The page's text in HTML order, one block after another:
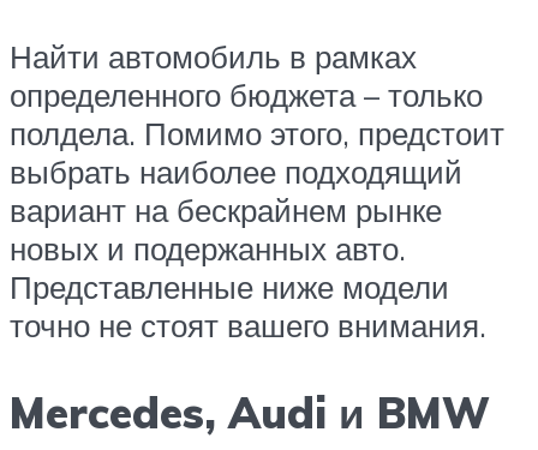
Найти автомобиль в рамках
определенного бюджета – только
полдела. Помимо этого, предстоит
выбрать наиболее подходящий
вариант на бескрайнем рынке
новых и подержанных авто.
Представленные ниже модели
точно не стоят вашего внимания.
Mercedes, Audi и BMW